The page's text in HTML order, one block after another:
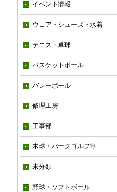
イベント情報
ウェア・シューズ・水着
テニス・卓球
バスケットボール
バレーボール
修理工房
工事部
木球・パークゴルフ等
未分類
野球・ソフトボール